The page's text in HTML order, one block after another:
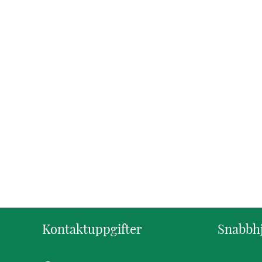
Kontaktuppgifter